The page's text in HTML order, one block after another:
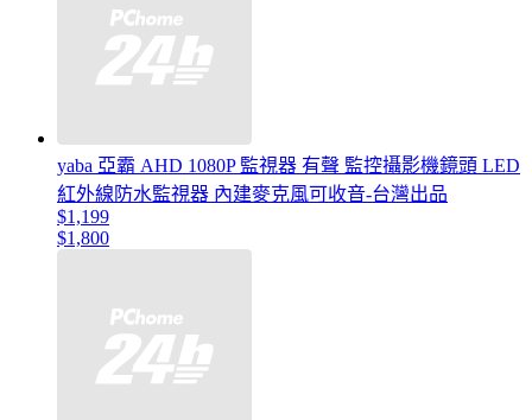
yaba 亞霸 AHD 1080P 監視器 有聲 監控攝影機鏡頭 LED
紅外線防水監視器 內建麥克風可收音-台灣出品
$1,199
$1,800